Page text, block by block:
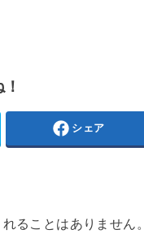
シェア
ることはありません。